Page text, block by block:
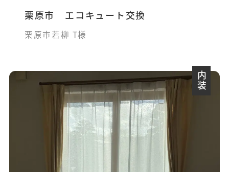
栗原市 エコキュート交換
栗原市若柳 T様
内装